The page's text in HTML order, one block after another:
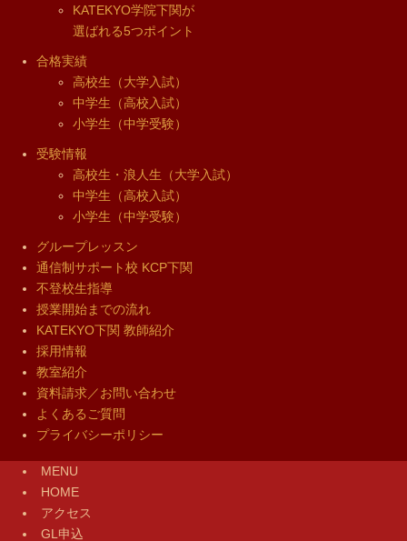
KATEKYO学院下関が
選ばれる5つポイント
合格実績
高校生（大学入試）
中学生（高校入試）
小学生（中学受験）
受験情報
高校生・浪人生（大学入試）
中学生（高校入試）
小学生（中学受験）
グループレッスン
通信制サポート校 KCP下関
不登校生指導
授業開始までの流れ
KATEKYO下関 教師紹介
採用情報
教室紹介
資料請求／お問い合わせ
よくあるご質問
プライバシーポリシー
MENU
HOME
アクセス
GL申込